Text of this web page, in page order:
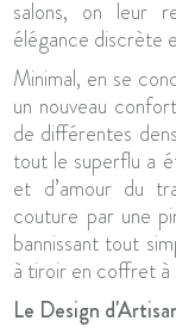
salons, on leur
élégance discrète
Minimal, en se
un nouveau
de différentes
tout le superflu a
et d’amour du
couture par une
bannissant tout
à tiroir en coffret à
Le Design